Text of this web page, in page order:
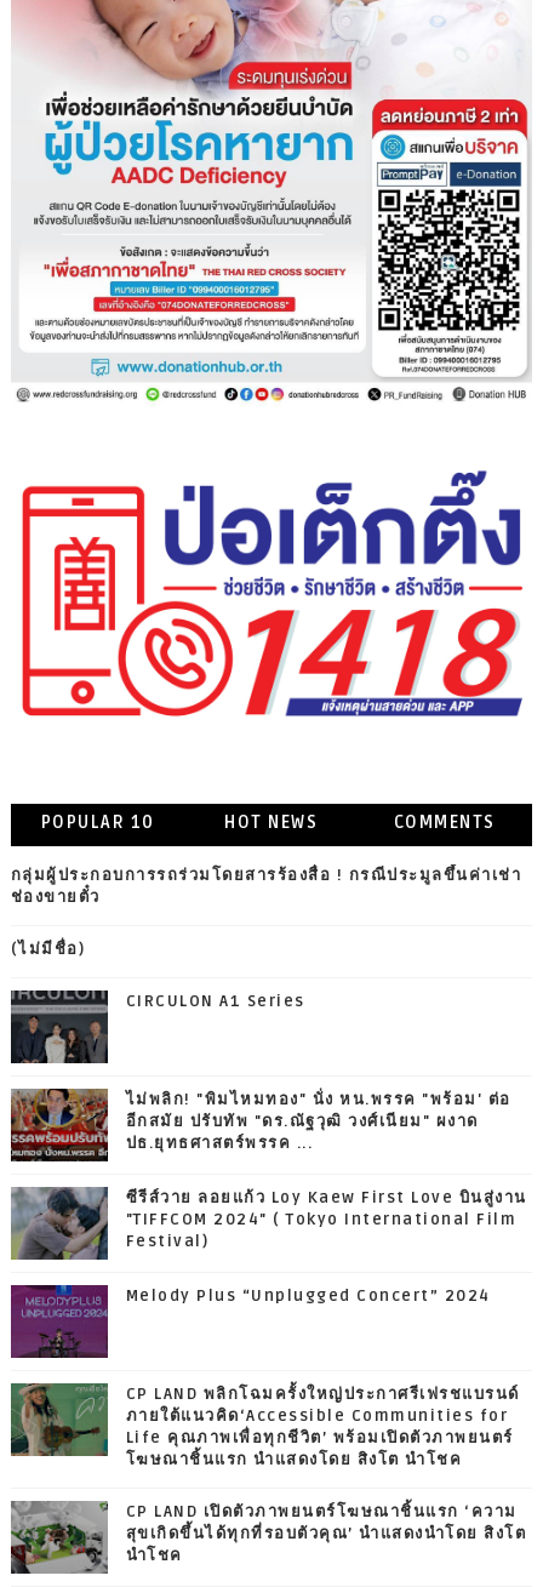
POPULAR 10 HOT NEWS COMMENTS
กลุ่มผู้ประกอบการรถร่วมโดยสารร้องสื่อ ! กรณีประมูลขึ้นค่าเช่า
ช่องขายตั๋ว
(ไม่มีชื่อ)
CIRCULON A1 Series
ไม่พลิก! "พิมไหมทอง" นั่ง หน.พรรค "พร้อม' ต่อ
อีกสมัย ปรับทัพ "ดร.ณัฐวุฒิ วงศ์เนียม" ผงาด
ปธ.ยุทธศาสตร์พรรค ...
ซีรีส์วาย ลอยแก้ว Loy Kaew First Love บินสู่งาน
"TIFFCOM 2024" ( Tokyo International Film
Festival)
Melody Plus “Unplugged Concert” 2024
CP LAND พลิกโฉมครั้งใหญ่ประกาศรีเฟรชแบรนด์
ภายใต้แนวคิด‘Accessible Communities for
Life คุณภาพเพื่อทุกชีวิต’ พร้อมเปิดตัวภาพยนตร์
โฆษณาชิ้นแรก นำแสดงโดย สิงโต นำโชค
CP LAND เปิดตัวภาพยนตร์โฆษณาชิ้นแรก ‘ความ
สุขเกิดขึ้นได้ทุกที่รอบตัวคุณ’ นำแสดงนำโดย สิงโต
นำโชค